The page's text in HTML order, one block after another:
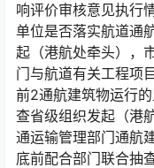
响评价审核意见执行
单位是否落实航道通
起（港航处牵头），
门与航道有关工程项
前2通航建筑物运行
查省级组织发起（港
通运输管理部门通航
底前配合部门联合抽